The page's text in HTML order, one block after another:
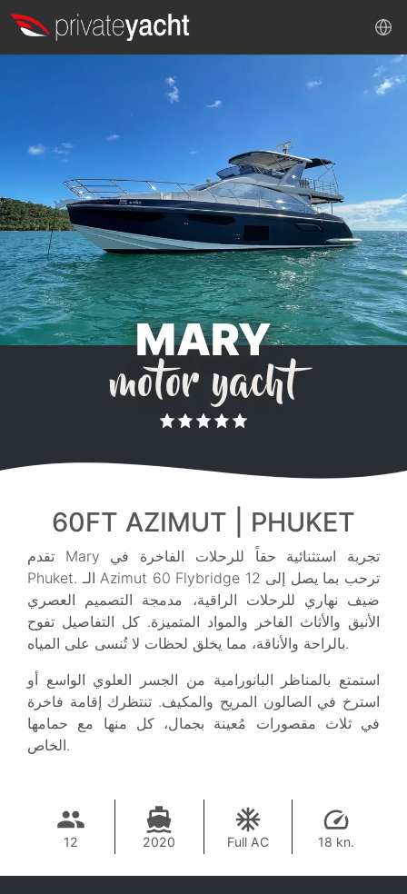
MARY
motor yacht
60FT AZIMUT | PHUKET
تقدم Mary تجربة استثنائية حقاً للرحلات الفاخرة في
Phuket. الـ Azimut 60 Flybridge ترحب بما يصل إلى 12
ضيف نهاري للرحلات الراقية، مدمجة التصميم العصري
الأنيق والأثاث الفاخر والمواد المتميزة. كل التفاصيل تفوح
بالراحة والأناقة، مما يخلق لحظات لا تُنسى على المياه.
استمتع بالمناظر البانورامية من الجسر العلوي الواسع أو
استرخ في الصالون المريح والمكيف. تنتظرك إقامة فاخرة
في ثلاث مقصورات مُعينة بجمال، كل منها مع حمامها
الخاص.
12 2020 Full AC 18 kn.